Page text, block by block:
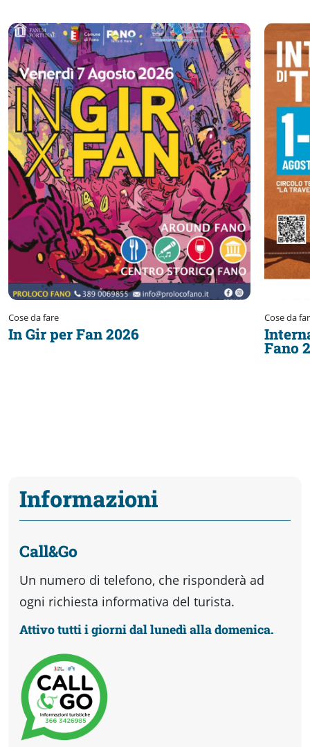
Cose da fare
In Gir per Fan 2026
Cose da
Fano
Informazioni
Call&Go
Un numero di telefono, che risponderà ad
ogni richiesta informativa del turista.
Attivo tutti i giorni dal lunedì alla domenica.